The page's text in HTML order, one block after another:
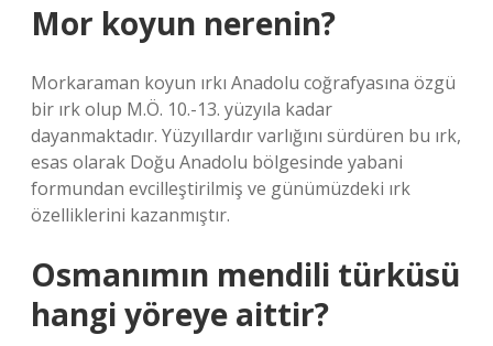
Mor koyun nerenin?
Morkaraman koyun ırkı Anadolu coğrafyasına özgü
bir ırk olup M.Ö. 10.-13. yüzyıla kadar
dayanmaktadır. Yüzyıllardır varlığını sürdüren bu ırk,
esas olarak Doğu Anadolu bölgesinde yabani
formundan evcilleştirilmiş ve günümüzdeki ırk
özelliklerini kazanmıştır.
Osmanımın mendili türküsü
hangi yöreye aittir?